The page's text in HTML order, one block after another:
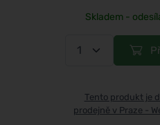
Skladem -
Tento produkt je
prodejně v Praze -